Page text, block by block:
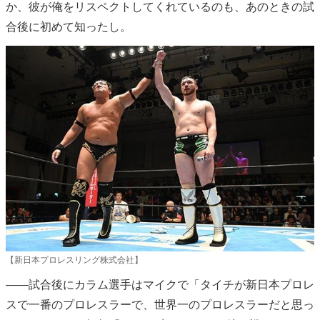
か、彼が俺をリスペクトしてくれているのも、あのときの試
合後に初めて知ったし。
【新日本プロレスリング株式会社】
――試合後にカラム選手はマイクで「タイチが新日本プロレ
スで一番のプロレスラーで、世界一のプロレスラーだと思っ